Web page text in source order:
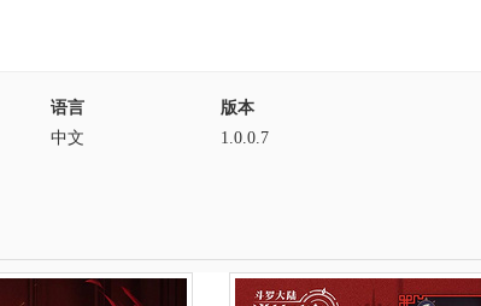
语言
中文
版本
1.0.0.7